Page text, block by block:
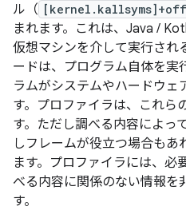
ル（
まれます。これは、Java /
仮想マシンを介して実行され
ードは、プログラム自体を実
ラムがシステムやハードウェ
す。プロファイラは、これら
す。ただし調べる内容によっ
しフレームが役立つ場合もあ
ます。プロファイラには、必
べる内容に関係のない情報を
す。